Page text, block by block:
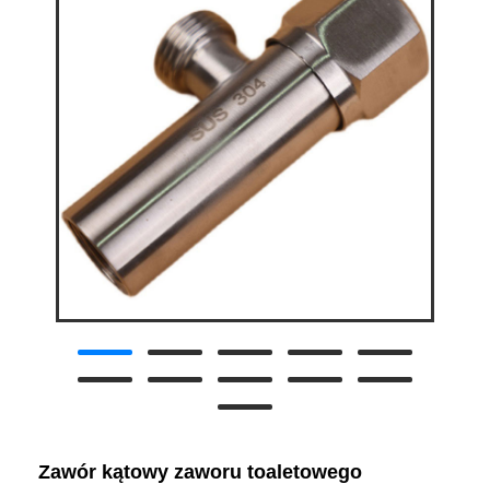
Zawór kątowy zaworu toaletowego